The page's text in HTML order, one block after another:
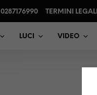
0287176990 TERMINI LEGALI
LUCI VIDEO